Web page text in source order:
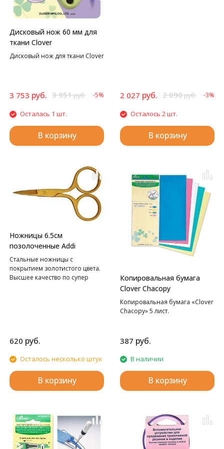
Дисковый нож 60 мм для
ткани Clover
Дисковый нож для ткани Clover
3 753 руб. 3 951руб. -5%
Осталась 1 шт.
В корзину
2 027 руб. 2 090руб. -3%
Осталось 2 шт.
В корзину
Ножницы 6.5см
позолоченные Addi
Стальные ножницы с
покрытием золотистого цвета.
Высшее качество по супер
620 руб.
Осталось несколько штук
В корзину
Копировальная бумага
Clover Chacopy
Копировальная бумага «Clover
Chacopy» 5 лист.
387 руб.
В наличии
В корзину